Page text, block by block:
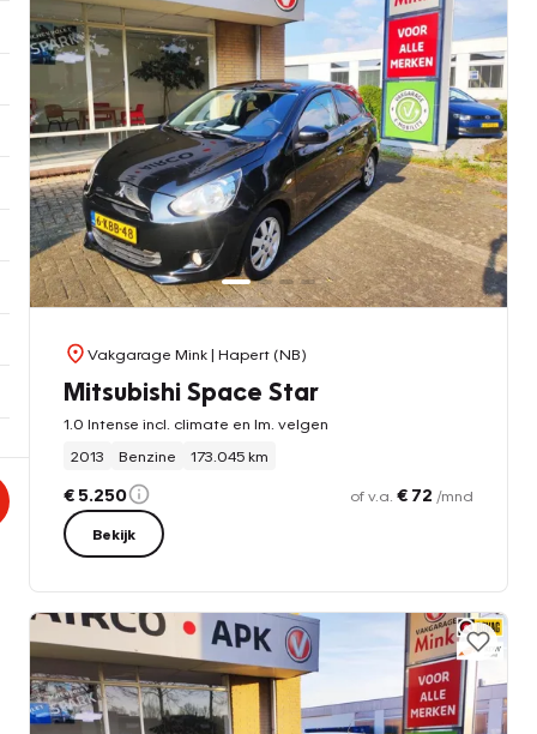
Vakgarage Mink| Hapert (NB)
Mitsubishi Space Star
1.0 Intense incl. climate en lm. velgen
2013
Benzine 173.045 km
€ 5.250 of v.a. € 72 /mnd
Bekijk